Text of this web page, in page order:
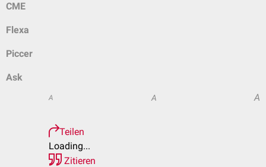
CME
Flexa
Piccer
Ask
A A A
Teilen
Loading...
Zitieren